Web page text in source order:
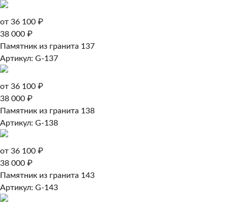
от 36 100 ₽
38 000 ₽
Памятник из гранита 137
Артикул: G-137
от 36 100 ₽
38 000 ₽
Памятник из гранита 138
Артикул: G-138
от 36 100 ₽
38 000 ₽
Памятник из гранита 143
Артикул: G-143